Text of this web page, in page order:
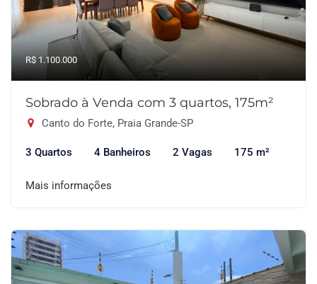
R$ 1.100.000
Sobrado à Venda com 3 quartos, 175m²
Canto do Forte, Praia Grande-SP
3 Quartos 4 Banheiros 2 Vagas 175 m²
Mais informações